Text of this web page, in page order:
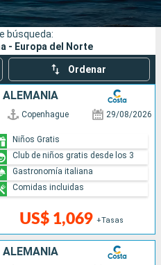
Compañías
Buscar
búsqueda:
- Europa del Norte
Ordenar
ALEMANIA
Copenhague 29/08/2026
US$ 1,069 +Tasas
Niños Gratis
Club de niños gratis desde los 3
Gastronomía italiana
Comidas incluidas
ALEMANIA